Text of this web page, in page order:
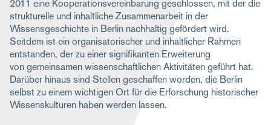
2011 eine Kooperationsvereinbarung geschlossen, mit der die
strukturelle und inhaltliche Zusammenarbeit in der
Wissensgeschichte in Berlin nachhaltig gefördert wird.
Seitdem ist ein organisatorischer und inhaltlicher Rahmen
entstanden, der zu einer signifikanten Erweiterung
von gemeinsamen wissenschaftlichen Aktivitäten geführt hat.
Darüber hinaus sind Stellen geschaffen worden, die Berlin
selbst zu einem wichtigen Ort für die Erforschung historischer
Wissenskulturen haben werden lassen.